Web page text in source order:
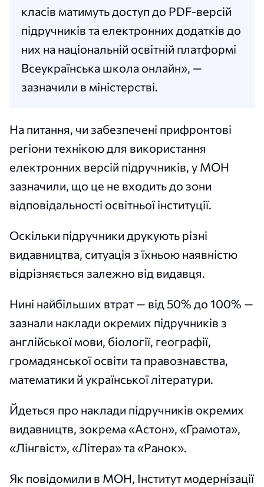
класів матимуть доступ до PDF-версій
підручників та електронних додатків до
них на національній освітній платформі
Всеукраїнська школа онлайн», —
зазначили в міністерстві.
На питання, чи забезпечені прифронтові
регіони технікою для використання
електронних версій підручників, у МОН
зазначили, що це не входить до зони
відповідальності освітньої інституції.
Оскільки підручники друкують різні
видавництва, ситуація з їхньою наявністю
відрізняється залежно від видавця.
Нині найбільших втрат — від 50% до 100% —
зазнали наклади окремих підручників з
англійської мови, біології, географії,
громадянської освіти та правознавства,
математики й української літератури.
Йдеться про наклади підручників окремих
видавництв, зокрема «Астон», «Грамота»,
«Лінгвіст», «Літера» та «Ранок».
Як повідомили в МОН, Інститут модернізації